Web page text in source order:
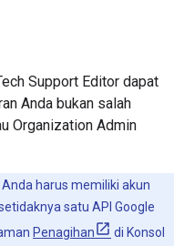
Support Editor dapat
Anda bukan salah
Organization Admin
harus memiliki akun
satu API Google
Penagihan
di Konsol